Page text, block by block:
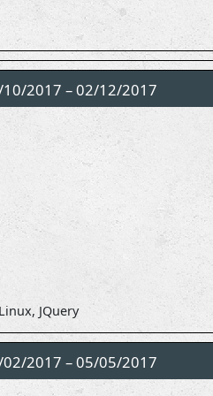
2017 – 02/12/2017
JQuery
2017 – 05/05/2017